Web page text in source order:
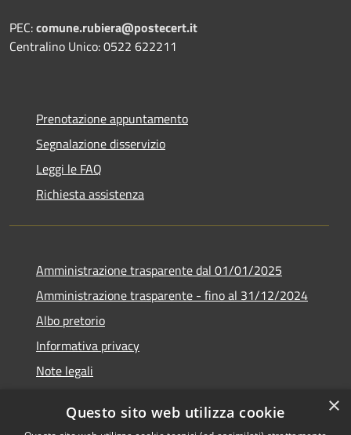
PEC:comune.rubiera@postecert.it
Centralino Unico: 0522 622211
Prenotazione appuntamento
Segnalazione disservizio
Leggi le FAQ
Richiesta assistenza
Amministrazione trasparente dal 01/01/2025
Amministrazione trasparente - fino al 31/12/2024
Albo pretorio
Informativa privacy
Note legali
Piano di miglioramento del sito
×
Questo sito web utilizza cookie